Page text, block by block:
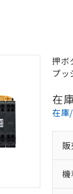
押ボ
プッ
在
在庫
機